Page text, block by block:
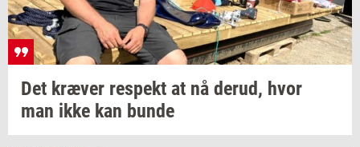
Det kræ­ver respekt at nå derud, hvor
man ikke kan bunde